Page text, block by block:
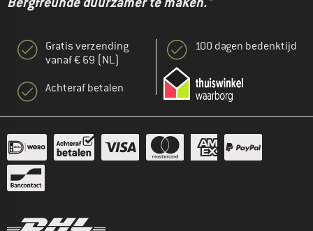
Gratis verzending
vanaf € 69 (NL)
Achteraf betalen
100 dagen bedenktijd